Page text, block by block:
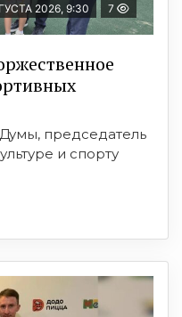
2026, 9:30 7
председатель
и спорту